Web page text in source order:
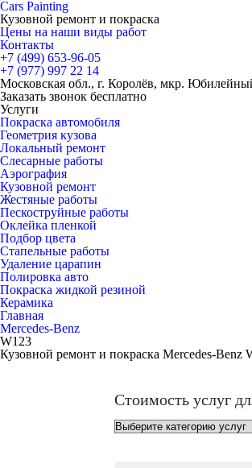
Cars Painting
Кузовной ремонт и покраска
Цены на наши виды работ
Контакты
+7 (499) 653-96-05
+7 (977) 997 22 14
Московская обл., г. Королёв, мкр.
Заказать звонок бесплатно
Услуги
Покраска автомобиля
Геометрия кузова
Локальный ремонт
Слесарные работы
Аэрография
Кузовной ремонт
Жестяные работы
Пескоструйные работы
Оклейка пленкой
Подбор цвета
Стапельные работы
Удаление царапин
Полировка авто
Покраска жидкой резиной
Керамика
Главная
Mercedes-Benz
W123
Кузовной ремонт и покраска Mercedes-Benz
Стоимость услуг